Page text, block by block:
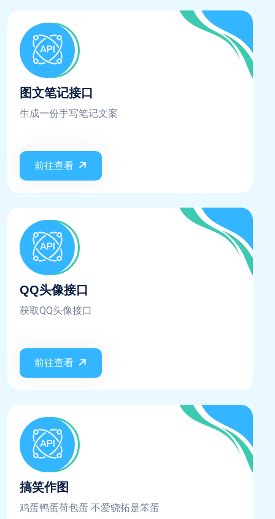
图文笔记接口
生成一份手写笔记文案
前往查看
QQ头像接口
获取QQ头像接口
前往查看
搞笑作图
鸡蛋鸭蛋荷包蛋 不爱骁拓是笨蛋